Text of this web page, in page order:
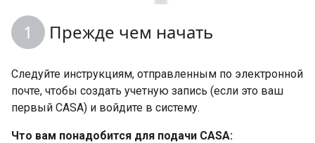
Прежде чем начать
Следуйте инструкциям, отправленным по электронной
почте, чтобы создать учетную запись (если это ваш
первый CASA) и войдите в систему.
Что вам понадобится для подачи CASA: